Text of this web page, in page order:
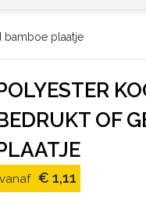
plaatje
OF
vanaf € 1,11